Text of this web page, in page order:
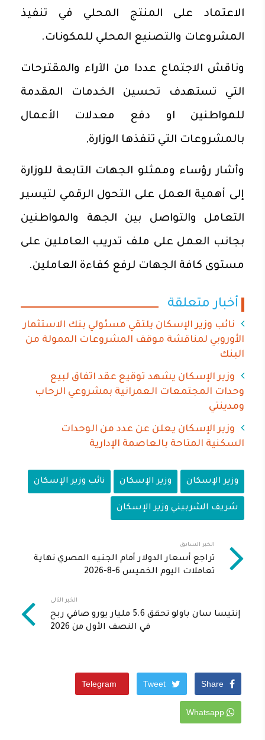
الاعتماد على المنتج المحلي في تنفيذ
المشروعات والتصنيع المحلي للمكونات.
وناقش الاجتماع عددا من الآراء والمقترحات
التي تستهدف تحسين الخدمات المقدمة
للمواطنين او دفع معدلات الأعمال
بالمشروعات التي تنفذها الوزارة,
وأشار رؤساء وممثلو الجهات التابعة للوزارة
إلى أهمية العمل على التحول الرقمي لتيسير
التعامل والتواصل بين الجهة والمواطنين
بجانب العمل على ملف تدريب العاملين على
مستوى كافة الجهات لرفع كفاءة العاملين.
أخبار متعلقة
نائب وزير الإسكان يلتقي مسئولي بنك الاستثمار
الأوروبي لمناقشة موقف المشروعات الممولة من
البنك
وزير الإسكان يشهد توقيع عقد اتفاق لبيع
وحدات المجتمعات العمرانية بمشروعي الرحاب
ومدينتي
وزير الإسكان يعلن عن عدد من الوحدات
السكنية المتاحة بالعاصمة الإدارية
وزير الإسكان وزير الإسكان نائب وزير الإسكان
شريف الشربيني وزير الإسكان
الخبر السابق
تراجع أسعار الدولار أمام الجنيه المصري نهاية
تعاملات اليوم الخميس 6-8-2026
الخبر التالى
إنتيسا سان باولو تحقق 5.6 مليار يورو صافي ربح
في النصف الأول من 2026